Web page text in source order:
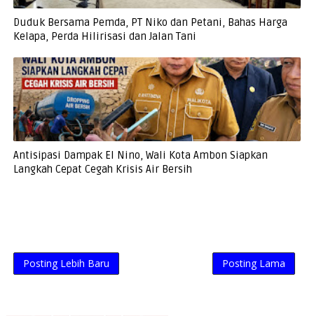
Duduk Bersama Pemda, PT Niko dan Petani, Bahas Harga
Kelapa, Perda Hilirisasi dan Jalan Tani
Antisipasi Dampak El Nino, Wali Kota Ambon Siapkan
Langkah Cepat Cegah Krisis Air Bersih
Posting Lebih Baru Posting Lama